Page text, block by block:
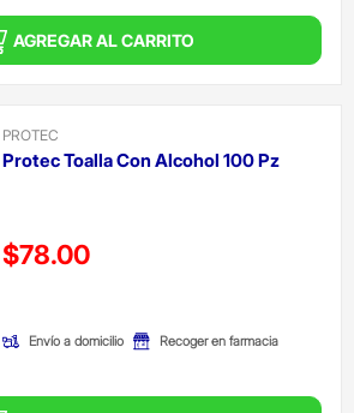
AGREGAR AL CARRITO
PROTEC
Protec Toalla Con Alcohol 100 Pz
Precio reducido de
$78.00
Envío a domicilio Recoger en farmacia